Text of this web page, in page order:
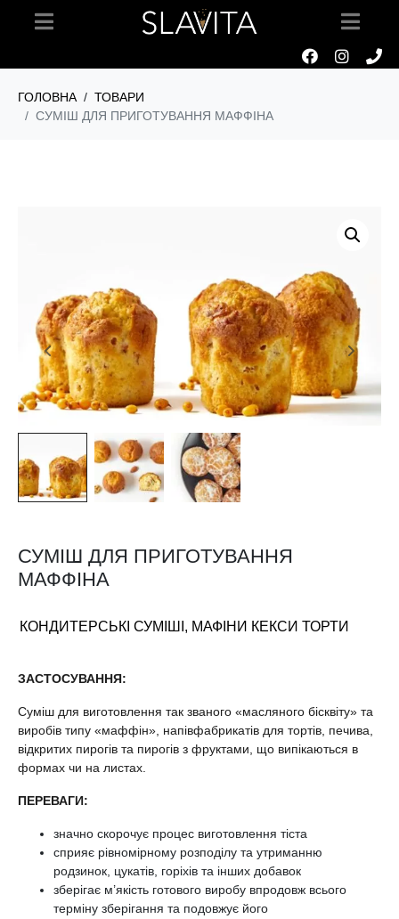
ГОЛОВНА
ТОВАРИ
СУМІШ ДЛЯ ПРИГОТУВАННЯ МАФФІНА
СУМІШ ДЛЯ ПРИГОТУВАННЯ
МАФФІНА
КОНДИТЕРСЬКІ СУМІШІ , МАФІНИ КЕКСИ ТОРТИ
ЗАСТОСУВАННЯ:
Суміш для виготовлення так званого «масляного бісквіту» та
виробів типу «маффін», напівфабрикатів для тортів, печива,
відкритих пирогів та пирогів з фруктами, що випікаються в
формах чи на листах.
ПЕРЕВАГИ:
значно скорочує процес виготовлення тіста
сприяє рівномірному розподілу та утриманню
родзинок, цукатів, горіхів та інших добавок
зберігає м’якість готового виробу впродовж всього
терміну зберігання та подовжує його